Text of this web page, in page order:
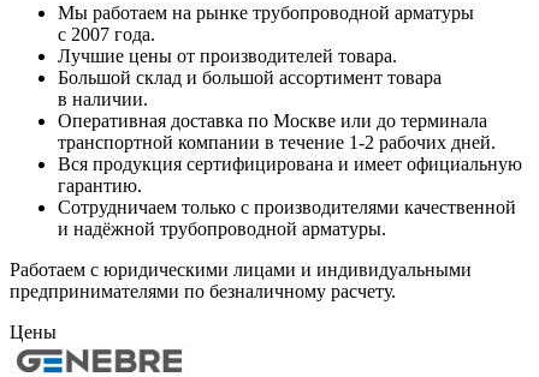
Мы работаем на рынке трубопроводной арматуры
с 2007 года.
Лучшие цены от производителей товара.
Большой склад и большой ассортимент товара
в наличии.
Оперативная доставка по Москве или до терминала
транспортной компании в течение 1-2 рабочих дней.
Вся продукция сертифицирована и имеет официальную
гарантию.
Сотрудничаем только с производителями качественной
и надёжной трубопроводной арматуры.
Работаем с юридическими лицами и индивидуальными
предпринимателями по безналичному расчету.
Цены